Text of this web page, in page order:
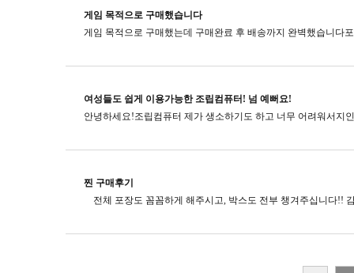
게임 목적으로 구매했습니다
여성들도 쉽게 이용가능한 조립컴퓨터! 넘 예뻐요!
찐 구매후기